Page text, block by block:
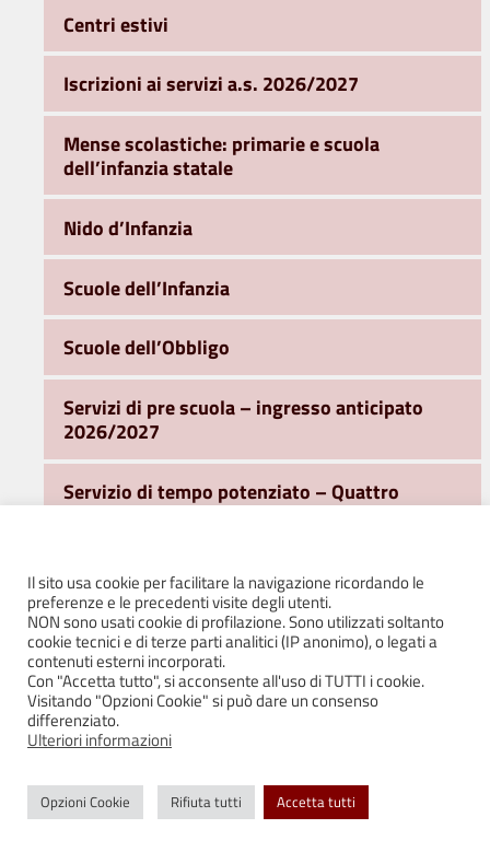
Centri estivi
Iscrizioni ai servizi a.s. 2026/2027
Mense scolastiche: primarie e scuola
dell’infanzia statale
Nido d’Infanzia
Scuole dell’Infanzia
Scuole dell’Obbligo
Servizi di pre scuola – ingresso anticipato
2026/2027
Servizio di tempo potenziato – Quattro
Castella 2026/2027
Servizio post scuola e servizio integrato
Puianello 2026/2027
Trasporti
Ufficio Sport
Ufficio Turismo e Promozione del Territorio
Il sito usa cookie per facilitare la navigazione ricordando le
preferenze e le precedenti visite degli utenti.
NON sono usati cookie di profilazione. Sono utilizzati soltanto
cookie tecnici e di terze parti analitici (IP anonimo), o legati a
contenuti esterni incorporati.
Con "Accetta tutto", si acconsente all'uso di TUTTI i cookie.
Visitando "Opzioni Cookie" si può dare un consenso
differenziato.
Ulteriori informazioni
Opzioni Cookie Rifiuta tutti Accetta tutti